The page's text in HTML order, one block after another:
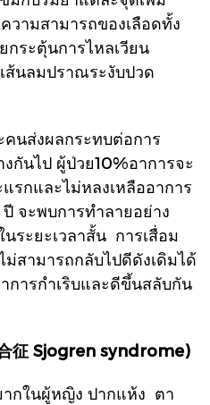
วามสามารถของเลือดทั้ง
กระตุ้นการไหลเวียน
นลมปราณระงับปวด
นส่งผลกระทบต่อการ
นไป ผู้ป่วย10%อาการจะ
รกและไม่หลงเหลืออาการ
จะพบการทำลายอย่าง
ระยะเวลาสั้น การเสื่อม
สามารถกลับไปดีดังเดิมได้
การกำเริบและดีขึ้นสลับกัน
征 Sjogren syndrome)
กในผู้หญิง ปากแห้ง ตา